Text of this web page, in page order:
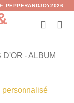
PEPPERANDJOY2026
D'OR - ALBUM